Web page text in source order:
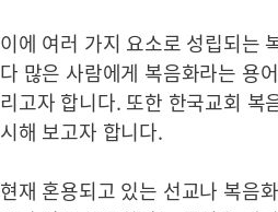
이에 여러 가지 요소로 성립되는
다 많은 사람에게 복음화라는 용
리고자 합니다. 또한 한국교회 복
시해 보고자 합니다.
현재 혼용되고 있는 선교나 복음